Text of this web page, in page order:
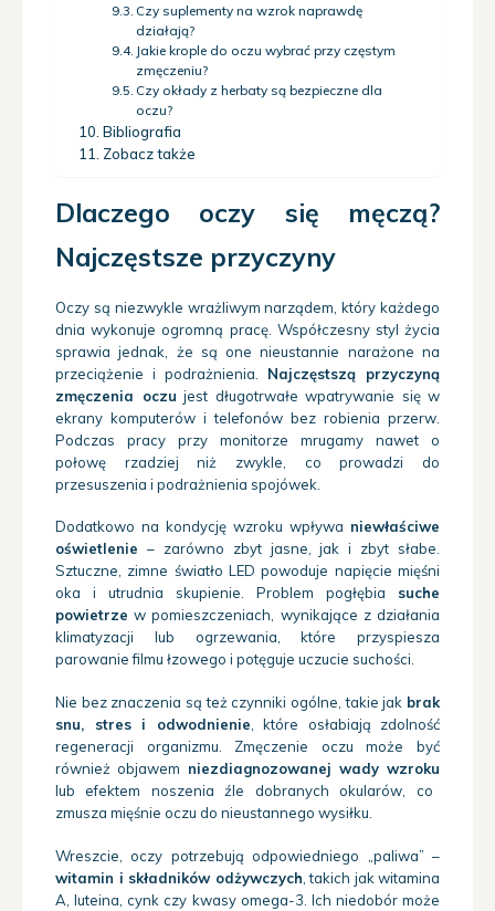
Czy suplementy na wzrok naprawdę
działają?
Jakie krople do oczu wybrać przy częstym
zmęczeniu?
Czy okłady z herbaty są bezpieczne dla
oczu?
Bibliografia
Zobacz także
Dlaczego oczy się męczą?
Najczęstsze przyczyny
Oczy są niezwykle wrażliwym narządem, który każdego
dnia wykonuje ogromną pracę. Współczesny styl życia
sprawia jednak, że są one nieustannie narażone na
przeciążenie i podrażnienia. Najczęstszą przyczyną
zmęczenia oczu jest długotrwałe wpatrywanie się w
ekrany komputerów i telefonów bez robienia przerw.
Podczas pracy przy monitorze mrugamy nawet o
połowę rzadziej niż zwykle, co prowadzi do
przesuszenia i podrażnienia spojówek.
Dodatkowo na kondycję wzroku wpływa niewłaściwe
oświetlenie – zarówno zbyt jasne, jak i zbyt słabe.
Sztuczne, zimne światło LED powoduje napięcie mięśni
oka i utrudnia skupienie. Problem pogłębia suche
powietrze w pomieszczeniach, wynikające z działania
klimatyzacji lub ogrzewania, które przyspiesza
parowanie filmu łzowego i potęguje uczucie suchości.
Nie bez znaczenia są też czynniki ogólne, takie jak brak
snu, stres i odwodnienie , które osłabiają zdolność
regeneracji organizmu. Zmęczenie oczu może być
również objawem niezdiagnozowanej wady wzroku
lub efektem noszenia źle dobranych okularów, co
zmusza mięśnie oczu do nieustannego wysiłku.
Wreszcie, oczy potrzebują odpowiedniego „paliwa” –
witamin i składników odżywczych , takich jak witamina
A, luteina, cynk czy kwasy omega-3. Ich niedobór może